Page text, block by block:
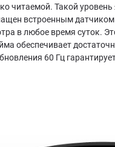
читаемой. Такой
встроенным датчиком
в любое время суток.
обеспечивает
60 Гц